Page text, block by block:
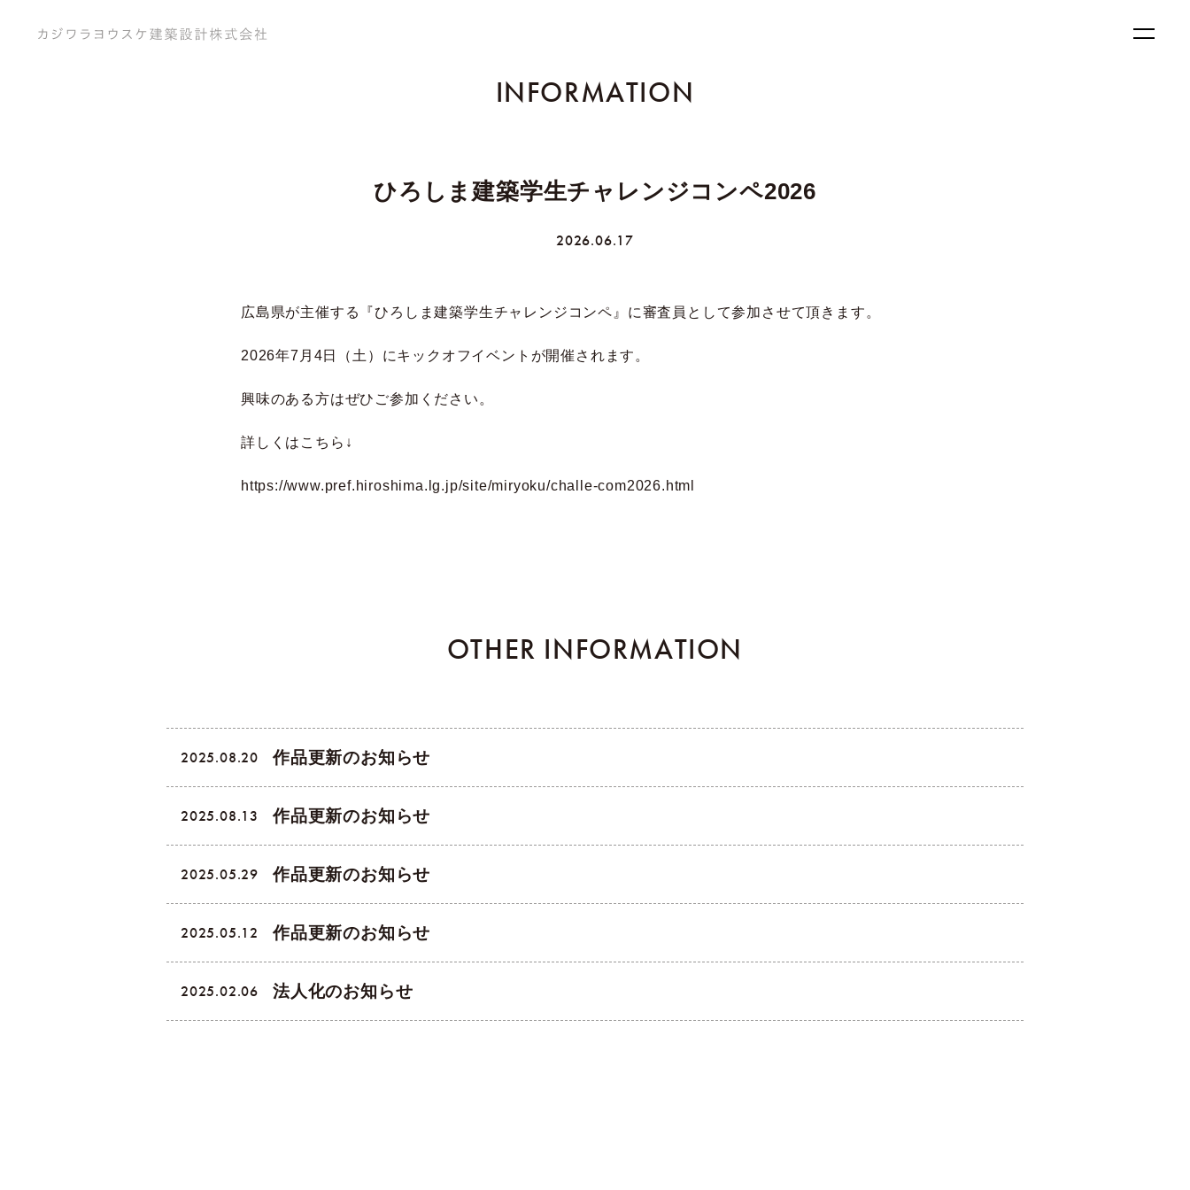
メニュ
INFORMATION
ひろしま建築学生チャレンジコンペ2026
2026.06.17
広島県が主催する『ひろしま建築学生チャレンジコンペ』に審査員として参加させて頂きます。
2026年7月4日（土）にキックオフイベント が開催されます。
興味のある方はぜひご参加ください。
詳しくはこちら↓
https://www.pref.hiroshima.lg.jp/site/miryoku/challe-com2026.html
OTHER INFORMATION
2025.08.20 作品更新のお知らせ
2025.08.13 作品更新のお知らせ
2025.05.29 作品更新のお知らせ
2025.05.12 作品更新のお知らせ
2025.02.06 法人化のお知らせ